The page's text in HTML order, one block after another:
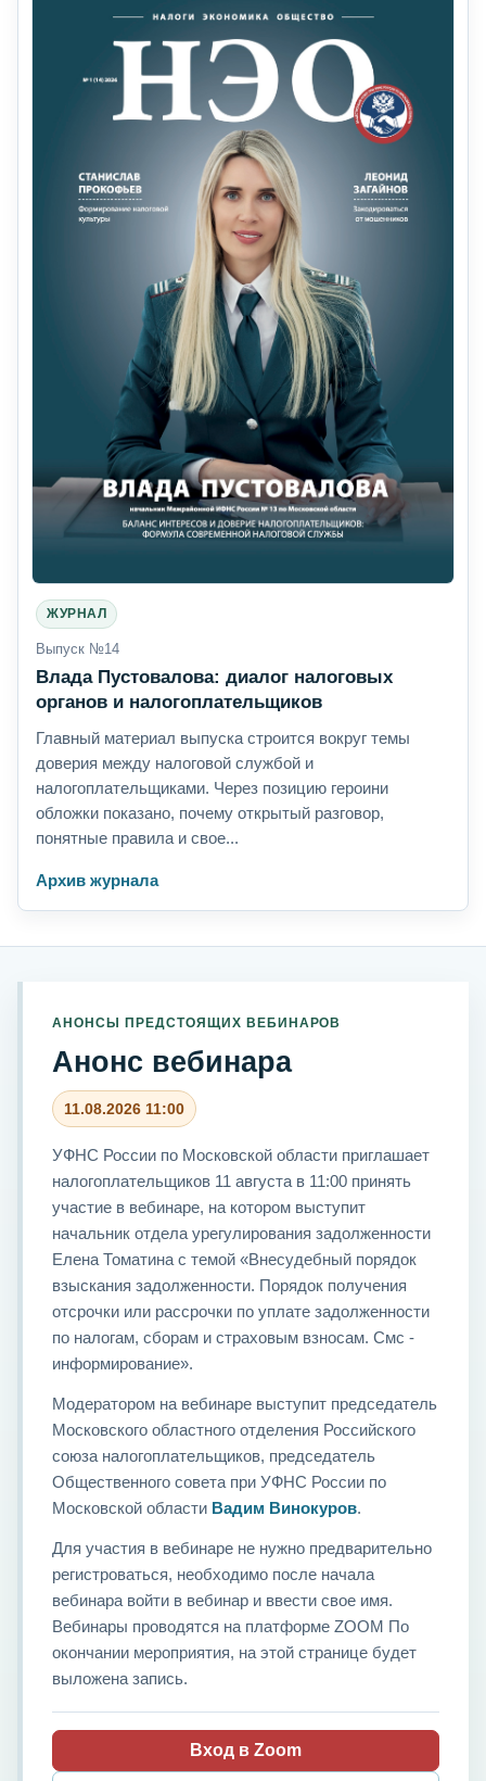
ЖУРНАЛ
Выпуск №14
Влада Пустовалова: диалог налоговых
органов и налогоплательщиков
Главный материал выпуска строится вокруг темы
доверия между налоговой службой и
налогоплательщиками. Через позицию героини
обложки показано, почему открытый разговор,
понятные правила и свое...
Архив журнала
АНОНСЫ ПРЕДСТОЯЩИХ ВЕБИНАРОВ
Анонс вебинара
11.08.2026 11:00
УФНС России по Московской области приглашает
налогоплательщиков 11 августа в 11:00 принять
участие в вебинаре, на котором выступит
начальник отдела урегулирования задолженности
Елена Томатина с темой «Внесудебный порядок
взыскания задолженности. Порядок получения
отсрочки или рассрочки по уплате задолженности
по налогам, сборам и страховым взносам. Смс -
информирование».
Модератором на вебинаре выступит председатель
Московского областного отделения Российского
союза налогоплательщиков, председатель
Общественного совета при УФНС России по
Московской области Вадим Винокуров.
Для участия в вебинаре не нужно предварительно
регистроваться, необходимо после начала
вебинара войти в вебинар и ввести свое имя.
Вебинары проводятся на платформе ZOOM По
окончании мероприятия, на этой странице будет
выложена запись.
Вход в Zoom